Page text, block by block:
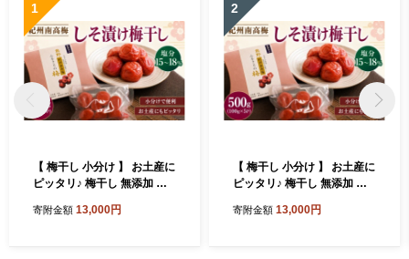
1
【 梅干し 小分け 】 お土産に
ピッタリ♪ 梅干し 無添加 南
のすっぱい しそ漬け梅干し 5
寄附金額 13,000円
2
【 梅干し 小分け 】 お土産に
ピッタリ♪ 梅干し 無添加 南
のすっぱい しそ漬け梅干し 5
寄附金額 13,000円